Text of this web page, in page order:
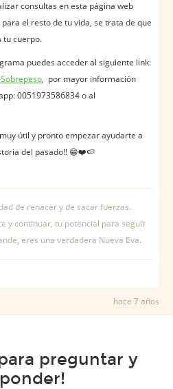
consultas en esta página web
el resto de tu vida, se trata de que
tu cuerpo.
puedes acceder al siguiente link:
, por mayor información
0051973586834 o al
útil y pronto empezar ayudarte a
del pasado!! 😁❤️️🍉
de renacer y de sacar fuerzas.
y continuar, tu potencial para seguir
eres una verdadera Nueva Eva.
hace 7 años
preguntar y